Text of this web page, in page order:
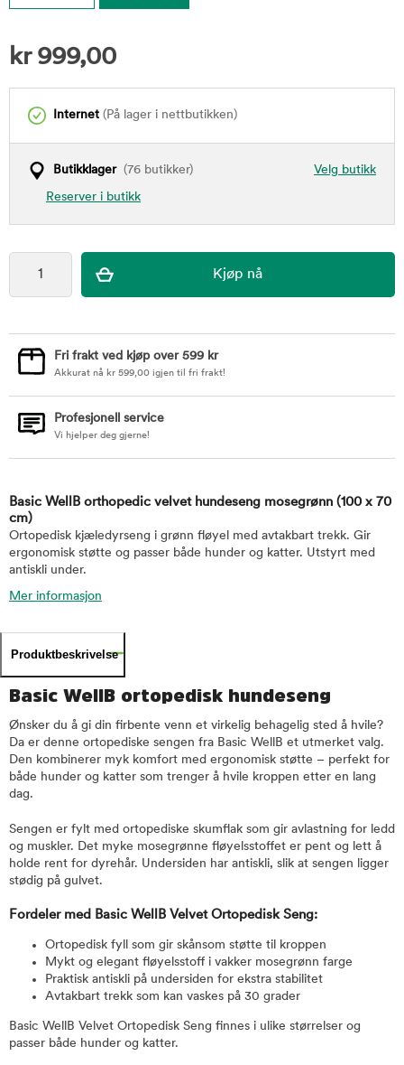
kr 999,00
Internet (På lager i nettbutikken)
Velg butikk
Butikklager(76 butikker)
Reserver i butikk
Fri frakt ved kjøp over 599 kr
Akkurat nå kr 599,00 igjen til fri frakt!
Profesjonell service
Vi hjelper deg gjerne!
Basic WellB orthopedic velvet hundeseng mosegrønn (100 x 70
cm)
Ortopedisk kjæledyrseng i grønn fløyel med avtakbart trekk. Gir
ergonomisk støtte og passer både hunder og katter. Utstyrt med
antiskli under.
Mer informasjon
Produktbeskrivelse
Basic WellB ortopedisk hundeseng
Ønsker du å gi din firbente venn et virkelig behagelig sted å hvile?
Da er denne ortopediske sengen fra Basic WellB et utmerket valg.
Den kombinerer myk komfort med ergonomisk støtte – perfekt for
både hunder og katter som trenger å hvile kroppen etter en lang
dag.
Sengen er fylt med ortopediske skumflak som gir avlastning for ledd
og muskler. Det myke mosegrønne fløyelsstoffet er pent og lett å
holde rent for dyrehår. Undersiden har antiskli, slik at sengen ligger
stødig på gulvet.
Fordeler med Basic WellB Velvet Ortopedisk Seng:
Ortopedisk fyll som gir skånsom støtte til kroppen
Mykt og elegant fløyelsstoff i vakker mosegrønn farge
Praktisk antiskli på undersiden for ekstra stabilitet
Avtakbart trekk som kan vaskes på 30 grader
Basic WellB Velvet Ortopedisk Seng finnes i ulike størrelser og
passer både hunder og katter.